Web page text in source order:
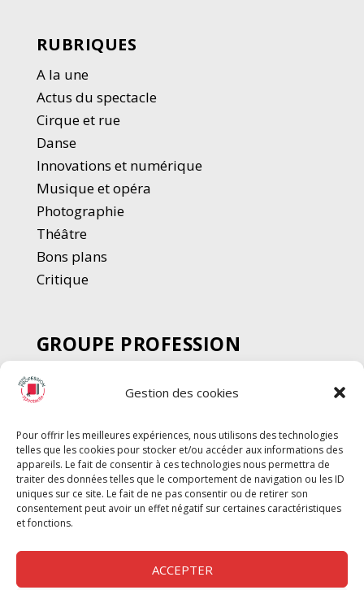
Gestion des cookies
Pour offrir les meilleures expériences, nous utilisons des technologies
telles que les cookies pour stocker et/ou accéder aux informations des
appareils. Le fait de consentir à ces technologies nous permettra de
traiter des données telles que le comportement de navigation ou les ID
uniques sur ce site. Le fait de ne pas consentir ou de retirer son
consentement peut avoir un effet négatif sur certaines caractéristiques
et fonctions.
ACCEPTER
RUBRIQUES
A la une
Actus du spectacle
Cirque et rue
Danse
Innovations et numérique
Musique et opéra
Photographie
Théâtre
Bons plans
Critique
GROUPE PROFESSION
SPECTACLE
Chèque Intermittents
Chèque Compta
Chèque Emploi Spectacle
G-Pods
Profession Audio-visuel